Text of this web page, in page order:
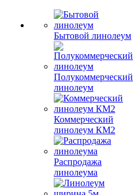
Бытовой линолеум
Полукоммерческий
линолеум
Коммерческий
линолеум КМ2
Распродажа
линолеума